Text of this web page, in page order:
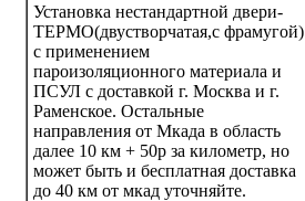
Установка нестандартной двери-
ТЕРМО(двустворчатая,с фрамугой)
с применением
пароизоляционного материала и
ПСУЛ с доставкой г. Москва и г.
Раменское. Остальные
направления от Мкада в область
далее 10 км + 50р за километр, но
может быть и бесплатная доставка
до 40 км от мкад уточняйте.